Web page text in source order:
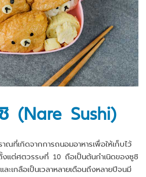
(Nare Sushi)
าณที่เกิดจากการถนอมอาหารเพื่อให้เก็บไว้
งแต่ศตวรรษที่ 10 ถือเป็นต้นกำเนิดของซูชิ
ะเกลือเป็นเวลาหลายเดือนถึงหลายปีจนมี